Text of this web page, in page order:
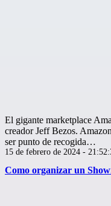
El gigante marketplace
creador Jeff Bezos.
ser punto de recogida…
Publicada
15 de febrero de 2024 -
Como organizar un